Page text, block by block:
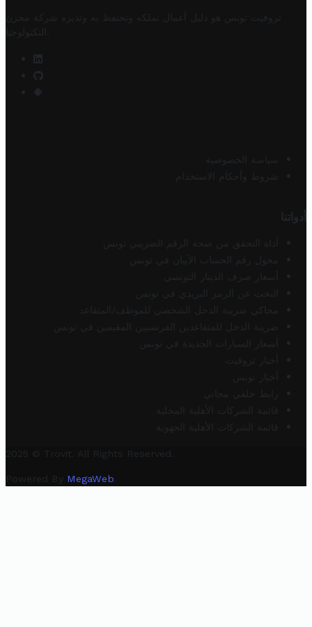
تروفيت تونس هو دليل أعمال تملكه وتحتفظ به وتديره
شركة مخزن
التكنولوجيا
سياسة الخصوصية
شروط وأحكام الاستخدام
أدواتنا
أداة التحقق من صحة الرقم الضريبي تونس
محول رقم الحساب الآيبان في تونس
أسعار صرف الدينار التونسي
البحث عن الرمز البريدي في تونس
محاكي ضريبة الدخل الشخصي للموظف/المتقاعد
ضريبة الدخل للمتقاعدين الفرنسيين المقيمين في تونس
أسعار السيارات الجديدة في تونس
أخبار تروفيت
أخبار تونس
رابط خلفي مجاني
قائمة الشركات الأهلية المحلية
قائمة الشركات الأهلية الجهوية
2025 © Trovit. All Rights Reserved.
Powered By MegaWeb